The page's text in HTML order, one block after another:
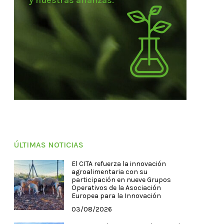
ÚLTIMAS NOTICIAS
El CITA refuerza la innovación
agroalimentaria con su
participación en nueve Grupos
Operativos de la Asociación
Europea para la Innovación
03/08/2026